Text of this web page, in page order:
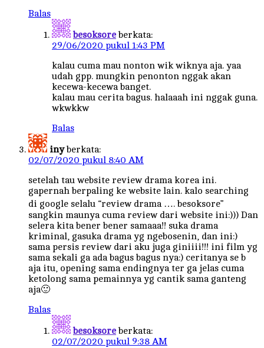
Balas
besoksore berkata:
29/06/2020 pukul 1:43 PM
kalau cuma mau nonton wik wiknya aja. yaa
udah gpp. mungkin penonton nggak akan
kecewa-kecewa banget.
kalau mau cerita bagus. halaaah ini nggak guna.
wkwkkw
Balas
iny berkata:
02/07/2020 pukul 8:40 AM
setelah tau website review drama korea ini.
gapernah berpaling ke website lain. kalo searching
di google selalu “review drama …. besoksore”
sangkin maunya cuma review dari website ini:))) Dan
selera kita bener bener samaaa!! suka drama
kriminal, gasuka drama yg ngebosenin, dan ini:)
sama persis review dari aku juga giniiii!!! ini film yg
sama sekali ga ada bagus bagus nya:) ceritanya se b
aja itu, opening sama endingnya ter ga jelas cuma
ketolong sama pemainnya yg cantik sama ganteng
aja🙂
Balas
besoksore berkata:
02/07/2020 pukul 9:38 AM